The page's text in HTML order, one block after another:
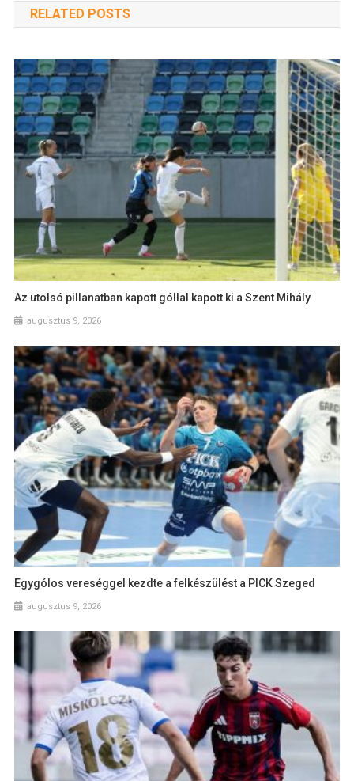
RELATED POSTS
Az utolsó pillanatban kapott góllal kapott ki a Szent Mihály
augusztus 9, 2026
Egygólos vereséggel kezdte a felkészülést a PICK Szeged
augusztus 9, 2026